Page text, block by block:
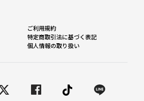
ご利用規約
特定商取引法に基づく表記
個人情報の取り扱い